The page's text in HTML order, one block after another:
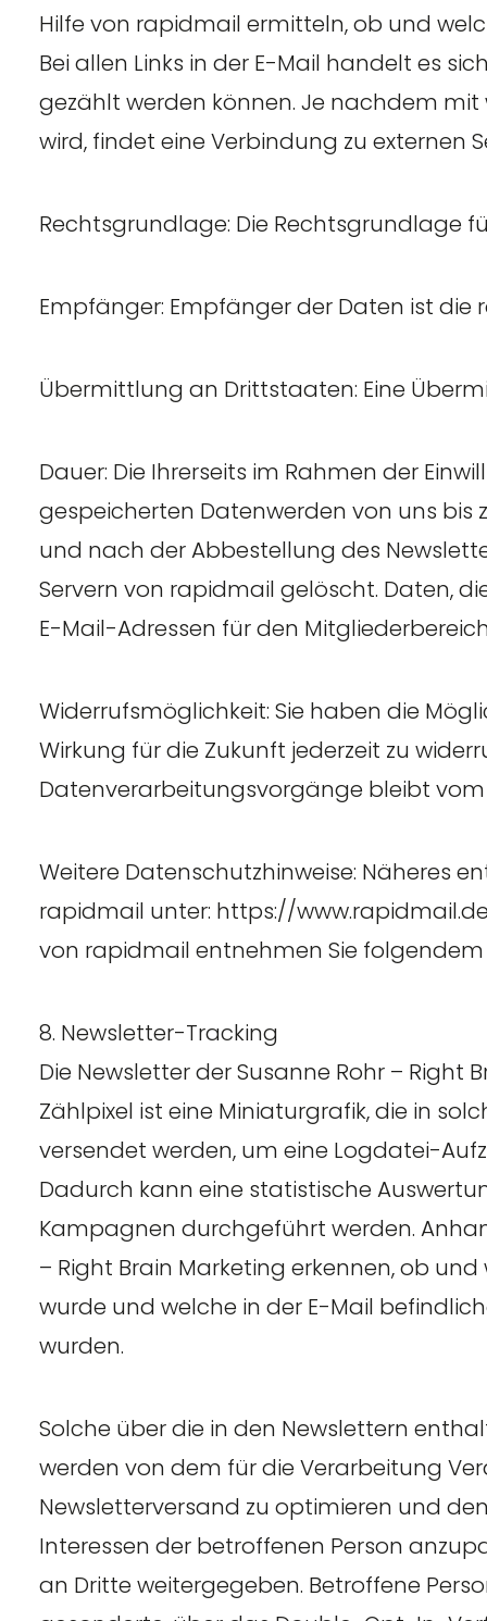
Hilfe von rapidmail ermitteln, ob und
Bei allen Links in der E-Mail handelt es
gezählt werden können. Je nachdem
wird, findet eine Verbindung zu externen
Rechtsgrundlage: Die Rechtsgrundlage
Empfänger: Empfänger der Daten ist die
Übermittlung an Drittstaaten: Eine
Dauer: Die Ihrerseits im Rahmen der
gespeicherten Datenwerden von uns
und nach der Abbestellung des
Servern von rapidmail gelöscht. Daten,
E-Mail-Adressen für den
Widerrufsmöglichkeit: Sie haben die
Wirkung für die Zukunft jederzeit zu
Datenverarbeitungsvorgänge bleibt
Weitere Datenschutzhinweise: Näheres
rapidmail unter: https://
von rapidmail entnehmen Sie
8. Newsletter-Tracking
Die Newsletter der Susanne Rohr –
Zählpixel ist eine Miniaturgrafik, die in
versendet werden, um eine Logdatei-
Dadurch kann eine statistische
Kampagnen durchgeführt werden.
– Right Brain Marketing erkennen, ob
wurde und welche in der E-Mail
wurden.
Solche über die in den Newslettern
werden von dem für die Verarbeitung
Newsletterversand zu optimieren und
Interessen der betroffenen Person
an Dritte weitergegeben. Betroffene